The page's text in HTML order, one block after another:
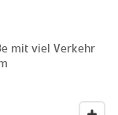
mit viel Verkehr